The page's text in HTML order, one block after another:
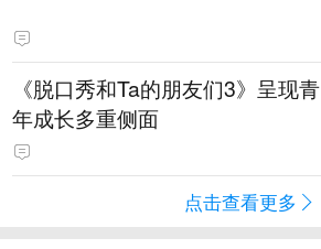
《脱口秀和Ta的朋友们3》呈现青
年成长多重侧面
点击查看更多